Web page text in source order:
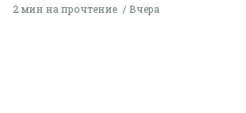
2 мин на прочтение Вчера